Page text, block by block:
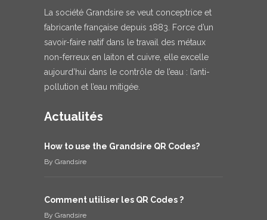
La société Grandsire se veut conceptrice et
fabricante française depuis 1883. Force d’un
savoir-faire natif dans le travail des métaux
non-ferreux en laiton et cuivre, elle excelle
aujourd’hui dans le contrôle de l’eau : l’anti-
pollution et l’eau mitigée.
Actualités
How to use the Grandsire QR Codes?
By Grandsire
Comment utiliser les QR Codes ?
By Grandsire